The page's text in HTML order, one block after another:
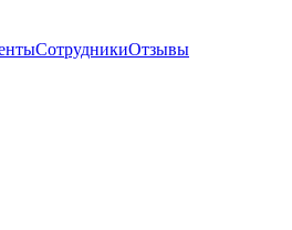
СотрудникиОтзывы